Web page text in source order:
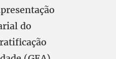
do